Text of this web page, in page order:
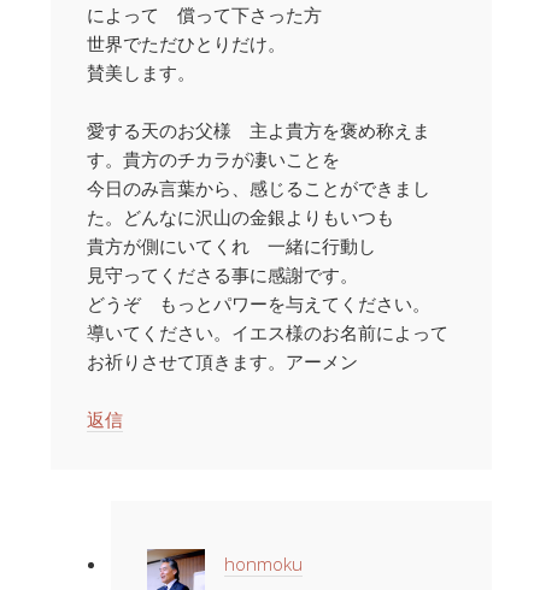
によって 償って下さった方
世界でただひとりだけ。
賛美します。
愛する天のお父様 主よ貴方を褒め称えま
す。貴方のチカラが凄いことを
今日のみ言葉から、感じることができまし
た。どんなに沢山の金銀よりもいつも
貴方が側にいてくれ 一緒に行動し
見守ってくださる事に感謝です。
どうぞ もっとパワーを与えてください。
導いてください。イエス様のお名前によって
お祈りさせて頂きます。アーメン
返信
honmoku